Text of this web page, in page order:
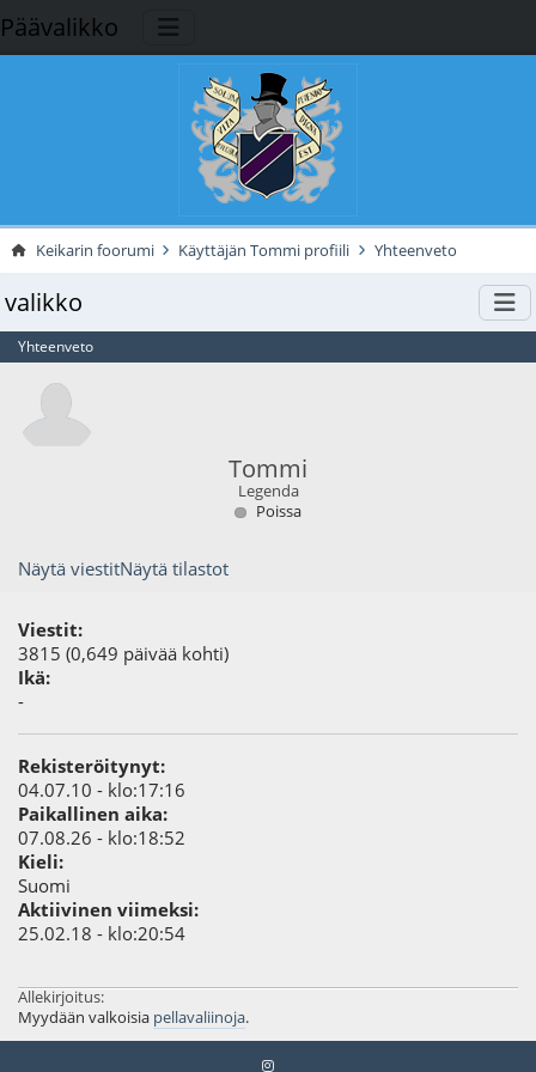
Päävalikko
Keikarin foorumi Käyttäjän Tommi profiili Yhteenveto
valikko
Yhteenveto
Tommi
Legenda
Poissa
Näytä viestitNäytä tilastot
Viestit:
3815 (0,649 päivää kohti)
Ikä:
-
Rekisteröitynyt:
04.07.10 - klo:17:16
Paikallinen aika:
07.08.26 - klo:18:52
Kieli:
Suomi
Aktiivinen viimeksi:
25.02.18 - klo:20:54
Allekirjoitus:
Myydään valkoisia pellavaliinoja.